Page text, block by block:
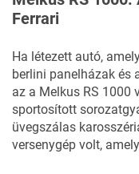
Ferrari
Ha létezett autó,
berlini panelházak és
az a Melkus RS 1000
sportosított
üvegszálas
versenygép volt,